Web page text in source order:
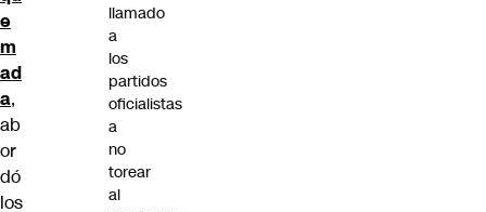
e
m
ad
a,
ab
or
dó
los
llamado
a
los
partidos
oficialistas
a
no
torear
al